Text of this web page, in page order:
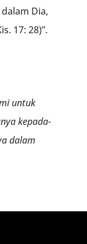
Dia,
17: 28)”.
untuk
kepada-
dalam